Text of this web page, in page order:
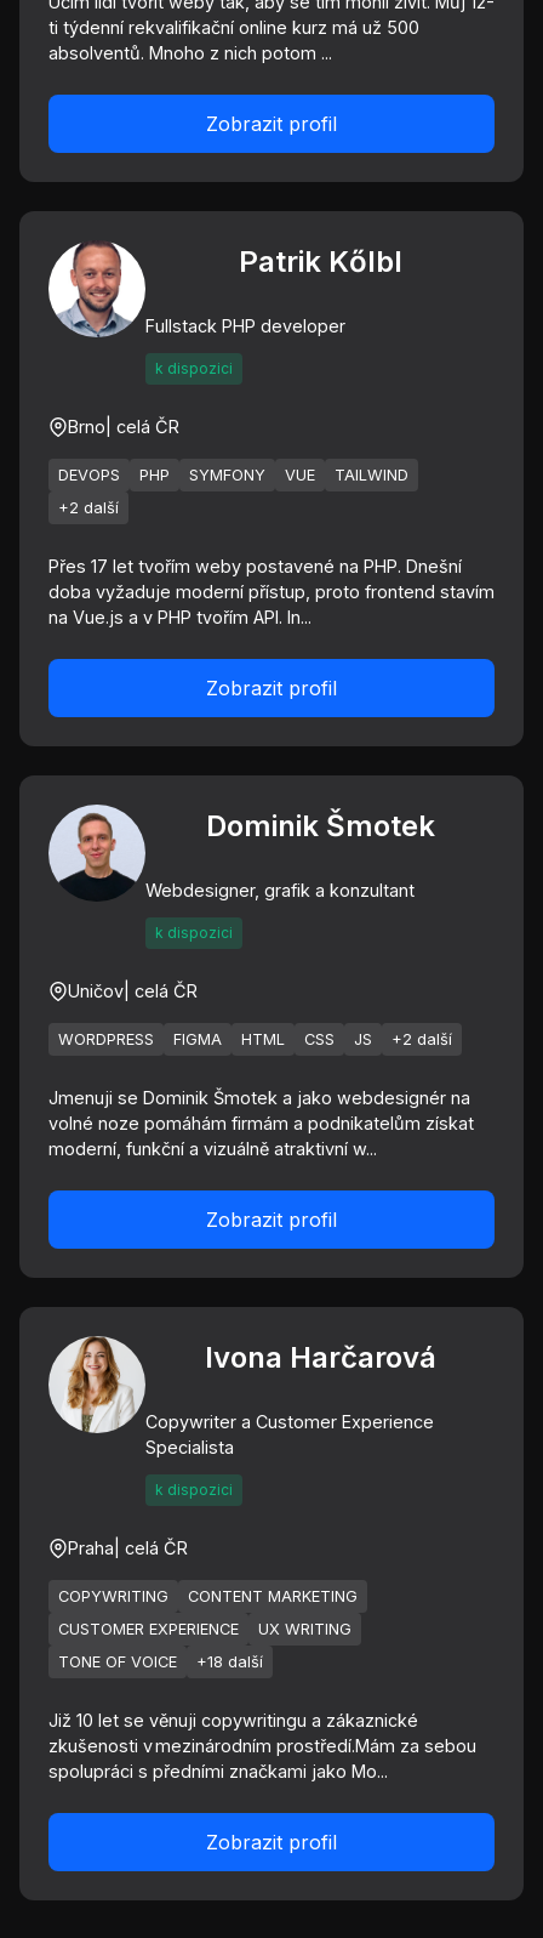
ti týdenní rekvalifikační online kurz má už 500
absolventů. Mnoho z nich potom ...
Zobrazit profil
Patrik Kőlbl
Fullstack PHP developer
k dispozici
Brno | celá ČR
DEVOPS PHP SYMFONY VUE
TAILWIND
+2 další
Přes 17 let tvořím weby postavené na PHP. Dnešní
doba vyžaduje moderní přístup, proto frontend stavím
na Vue.js a v PHP tvořím API. In...
Zobrazit profil
Dominik Šmotek
Webdesigner, grafik a konzultant
k dispozici
Uničov | celá ČR
WORDPRESS FIGMA HTML CSS JS +2 další
Jmenuji se Dominik Šmotek a jako webdesignér na
volné noze pomáhám firmám a podnikatelům získat
moderní, funkční a vizuálně atraktivní w...
Zobrazit profil
Ivona Harčarová
Copywriter a Customer Experience
Specialista
k dispozici
Praha | celá ČR
COPYWRITING
CONTENT MARKETING
CUSTOMER EXPERIENCE
UX WRITING
TONE OF VOICE
+18 další
Již 10 let se věnuji copywritingu a zákaznické
zkušenosti v mezinárodním prostředí.Mám za sebou
spolupráci s předními značkami jako Mo...
Zobrazit profil